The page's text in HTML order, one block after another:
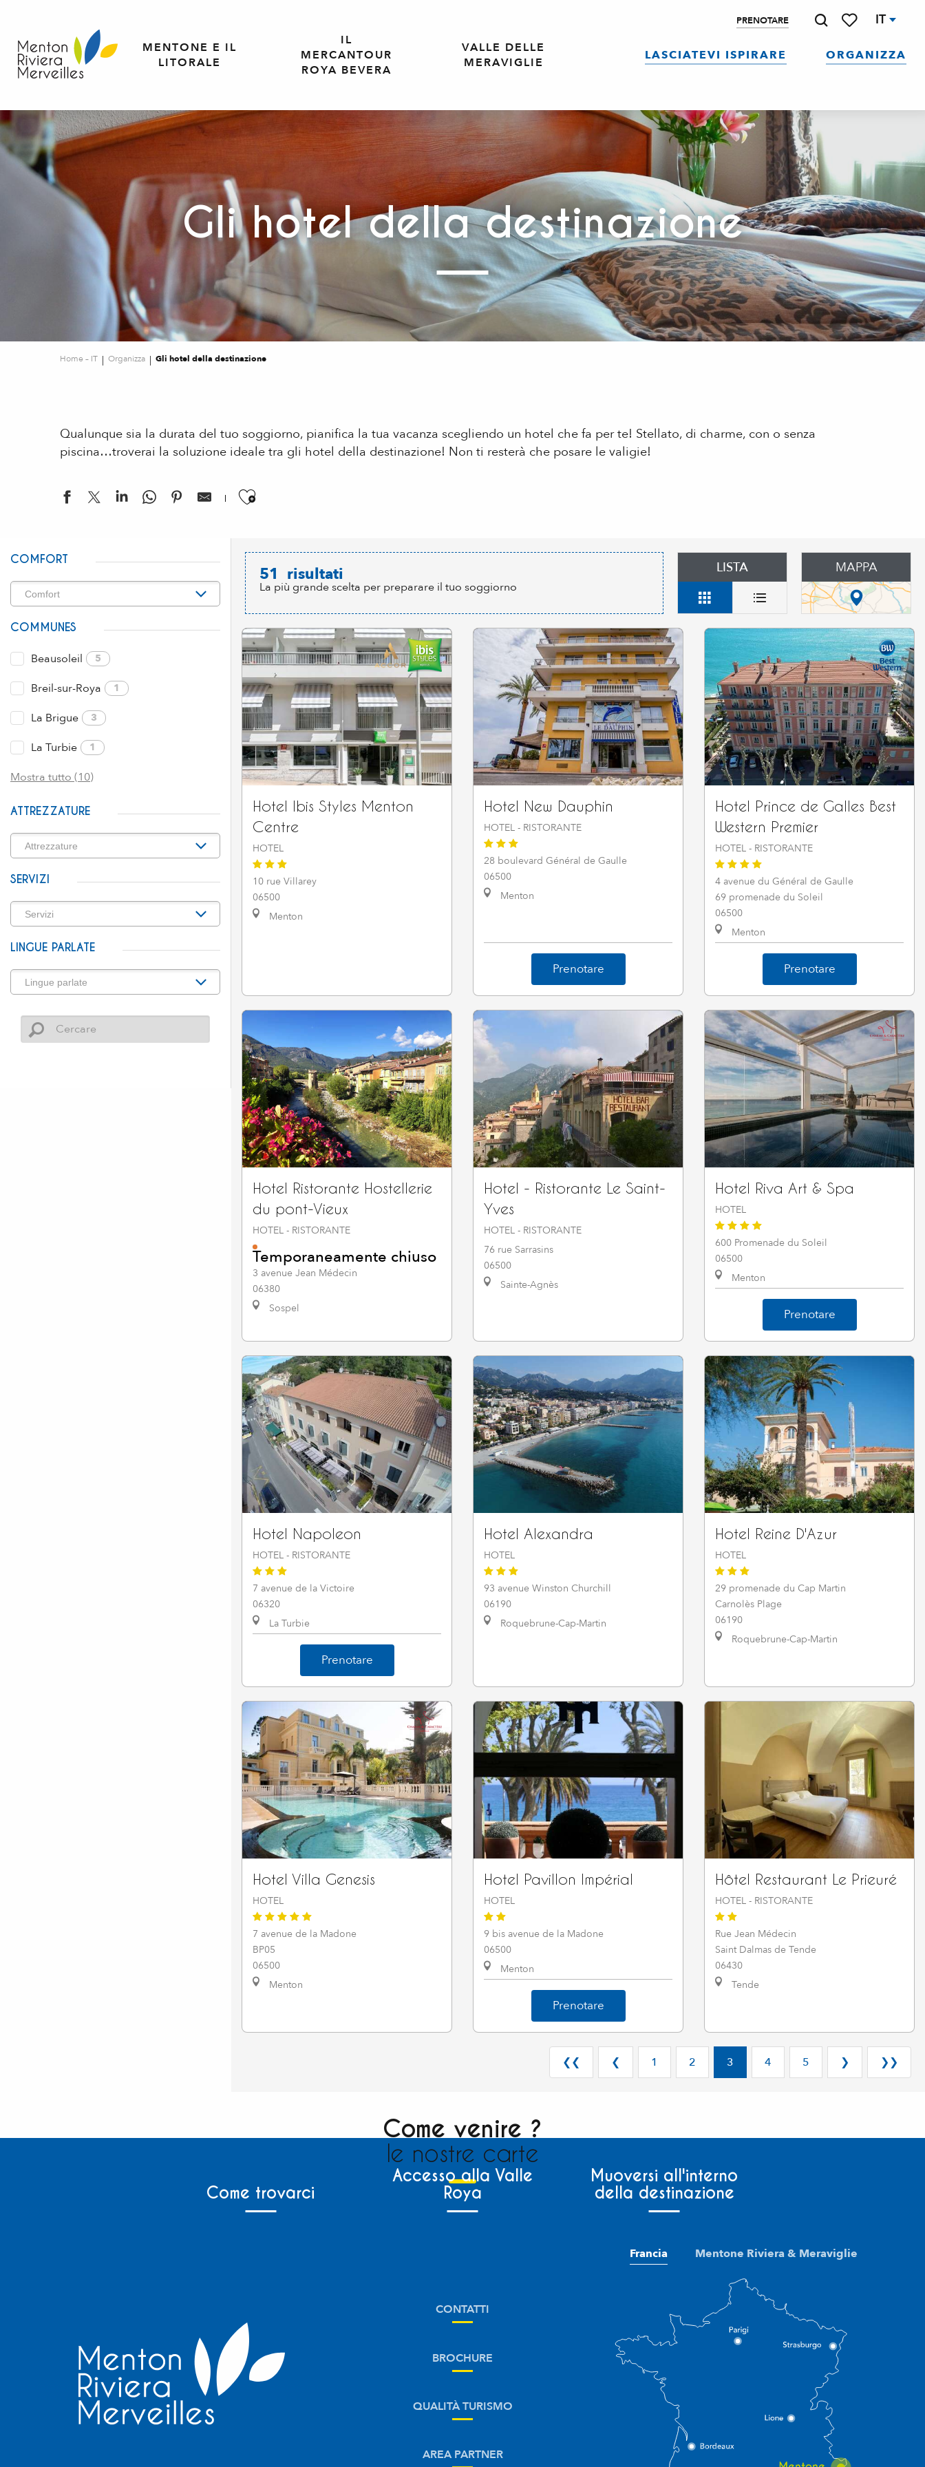
contenu
principal
PRENOTARE IT
MENTONE E IL
LITORALE
IL
MERCANTOUR
ROYA BEVERA
VALLE DELLE
MERAVIGLIE
LASCIATEVI ISPIRARE ORGANIZZA
Gli hotel della destinazione
Home – IT Organizza Gli hotel della destinazione
Qualunque sia la durata del tuo soggiorno, pianifica la tua vacanza scegliendo un hotel che fa per te! Stellato, di charme, con o senza
piscina…troverai la soluzione ideale tra gli hotel della destinazione! Non ti resterà che posare le valigie!
Ajouter aux favoris
COMFORT
COMMUNES
Beausoleil 5
Breil-sur-Roya 1
La Brigue 3
La Turbie 1
Mostra tutto (10)
ATTREZZATURE
SERVIZI
LINGUE PARLATE
51 risultati
La più grande scelta per preparare il tuo soggiorno
LISTA MAPPA
Hotel Ibis Styles Menton
Centre
HOTEL
10 rue Villarey
06500
Menton
Hotel New Dauphin
HOTEL - RISTORANTE
28 boulevard Général de Gaulle
06500
Menton
Prenotare
Hotel Prince de Galles Best
Western Premier
HOTEL - RISTORANTE
4 avenue du Général de Gaulle
69 promenade du Soleil
06500
Menton
Prenotare
Hotel Ristorante Hostellerie
du pont-Vieux
HOTEL - RISTORANTE
Temporaneamente chiuso
3 avenue Jean Médecin
06380
Sospel
Hotel - Ristorante Le Saint-
Yves
HOTEL - RISTORANTE
76 rue Sarrasins
06500
Sainte-Agnès
Hotel Riva Art & Spa
HOTEL
600 Promenade du Soleil
06500
Menton
Prenotare
Hotel Napoleon
HOTEL - RISTORANTE
7 avenue de la Victoire
06320
La Turbie
Prenotare
Hotel Alexandra
HOTEL
93 avenue Winston Churchill
06190
Roquebrune-Cap-Martin
Hotel Reine D'Azur
HOTEL
29 promenade du Cap Martin
Carnolès Plage
06190
Roquebrune-Cap-Martin
Hotel Villa Genesis
HOTEL
7 avenue de la Madone
BP05
06500
Menton
Hotel Pavillon Impérial
HOTEL
9 bis avenue de la Madone
06500
Menton
Prenotare
Hôtel Restaurant Le Prieuré
HOTEL - RISTORANTE
Rue Jean Médecin
Saint Dalmas de Tende
06430
Tende
❮❮ ❮ 1 2 3 4 5 ❯ ❯❯
Come venire ?
le nostre carte
Come trovarci
Accesso alla Valle
Roya
Muoversi all'interno
della destinazione
CONTATTI
BROCHURE
QUALITÀ TURISMO
AREA PARTNER
Francia Mentone Riviera & Meraviglie